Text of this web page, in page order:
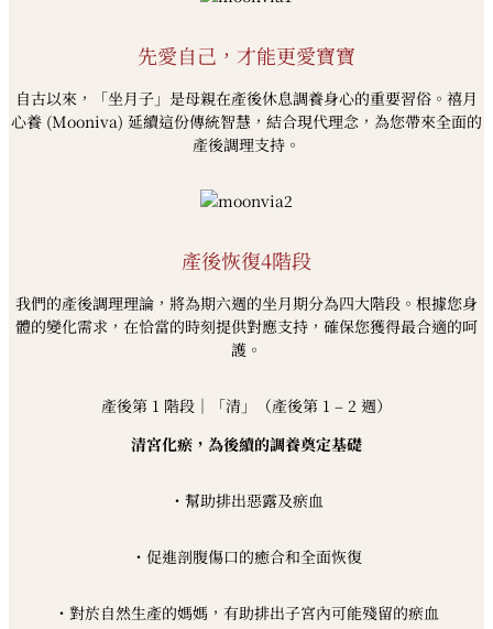
先愛自己，才能更愛寶寶
自古以來，「坐月子」是母親在產後休息調養身心的重要習俗。禧月
心養 (Mooniva) 延續這份傳統智慧，結合現代理念，為您帶來全面的
產後調理支持。
產後恢復4階段
我們的產後調理理論，將為期六週的坐月期分為四大階段。根據您身
體的變化需求，在恰當的時刻提供對應支持，確保您獲得最合適的呵
護。
產後第 1 階段｜「清」（產後第 1 – 2 週）
清宮化瘀，為後續的調養奠定基礎
・幫助排出惡露及瘀血
・促進剖腹傷口的癒合和全面恢復
・對於自然生產的媽媽，有助排出子宮內可能殘留的瘀血